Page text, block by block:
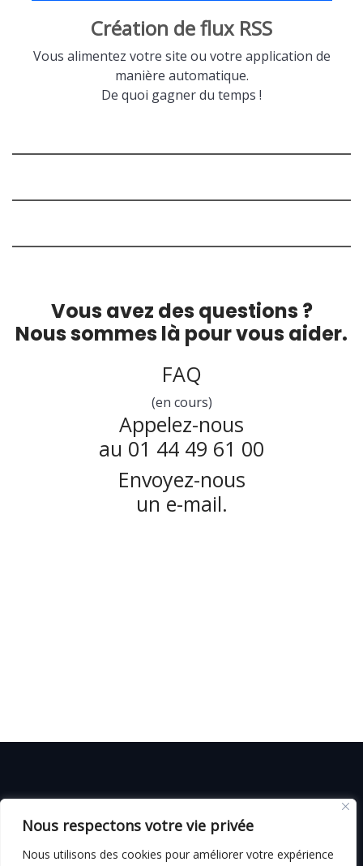
Nous respectons votre vie privée
Nous utilisons des cookies pour améliorer votre expérience
Création de flux RSS
Vous alimentez votre site ou votre application de
manière automatique.
De quoi gagner du temps !
Vous avez des questions ?
Nous sommes là pour vous aider.
FAQ
(en cours)
Appelez-nous
au 01 44 49 61 00
Envoyez-nous
un e-mail.
CGV